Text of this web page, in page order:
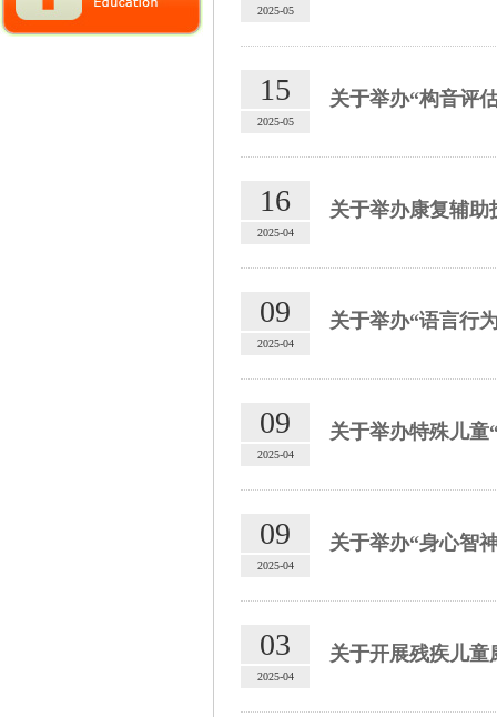
2025-05
15
2025-05
关于举办“构音评
16
2025-04
关于举办康复辅
09
2025-04
关于举办“语言行
09
2025-04
关于举办特殊儿童
09
2025-04
关于举办“身心智
03
2025-04
关于开展残疾儿